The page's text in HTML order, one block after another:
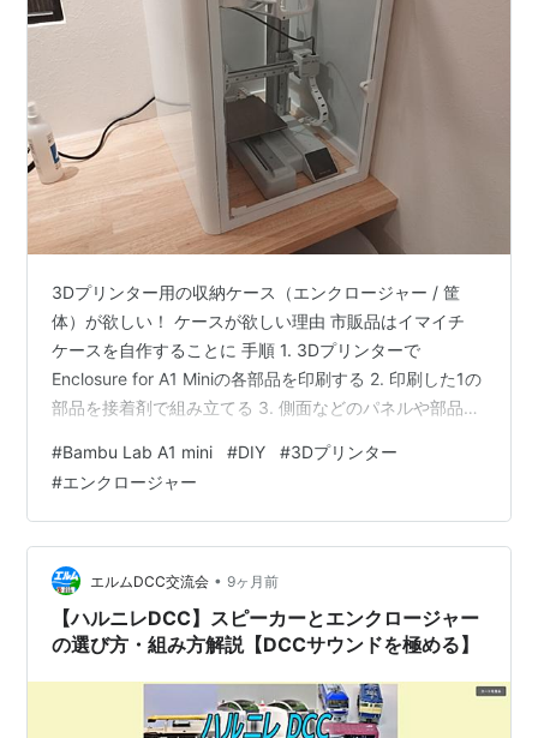
3Dプリンター用の収納ケース（エンクロージャー / 筐
体）が欲しい！ ケースが欲しい理由 市販品はイマイチ
ケースを自作することに 手順 1. 3Dプリンターで
Enclosure for A1 Miniの各部品を印刷する 2. 印刷した1の
部品を接着剤で組み立てる 3. 側面などのパネルや部品を
み立てた2と3、4をさらに接着剤で組み立てる ※ここでハ
プニング！！ ※さらにハプニング！！ 6. 完成！ 反省点
反省点①：前面扉のアクリル板をもう少し小さくオーダ
ーすべき 反省点②：最初からアクリル接着剤を買ってお
くべき 反省点③：お金があ…
#Bambu Lab A1 mini #DIY #3Dプリンター
#エンクロージャー
エルムDCC交流会 • 9ヶ月前
【ハルニレDCC】スピーカーとエンクロージャー
の選び方・組み方解説【DCCサウンドを極める】